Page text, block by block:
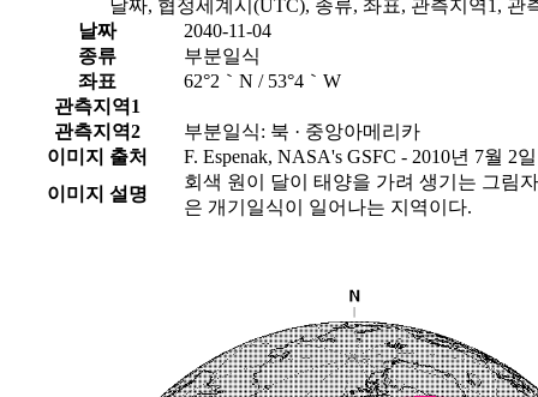
날짜, 협정세계시(UTC), 종류, 좌표, 관측지역1,
날짜
2040-11-04
종류
부분일식
좌표
62°2｀N / 53°4｀W
관측지역1
관측지역2
부분일식: 북 · 중앙아메리카
이미지 출처
F. Espenak, NASA's GSFC - 2010년 7월 2일
이미지 설명
회색 원이 달이 태양을 가려 생기는 그림
은 개기일식이 일어나는 지역이다.